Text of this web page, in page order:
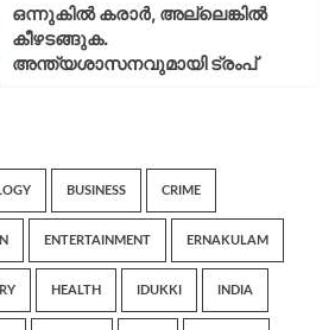
ഒന്നുകില്‍ കരാര്‍, അല്ലെങ്കില്‍
കീഴടങ്ങുക.
അന്ത്യശാസനവുമായി ട്രംപ്
BUSINESS CRIME
ENTERTAINMENT ERNAKULAM
HEALTH IDUKKI INDIA